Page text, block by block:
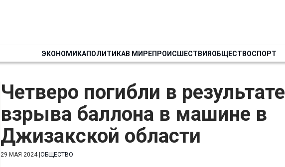
ЭКОНОМИКАПОЛИТИКАВ МИРЕПРОИСШЕСТВИЯОБЩЕСТВОСПОРТ
Четверо погибли в результате
взрыва баллона в машине в
Джизакской области
29 МАЯ 2024| ОБЩЕСТВО